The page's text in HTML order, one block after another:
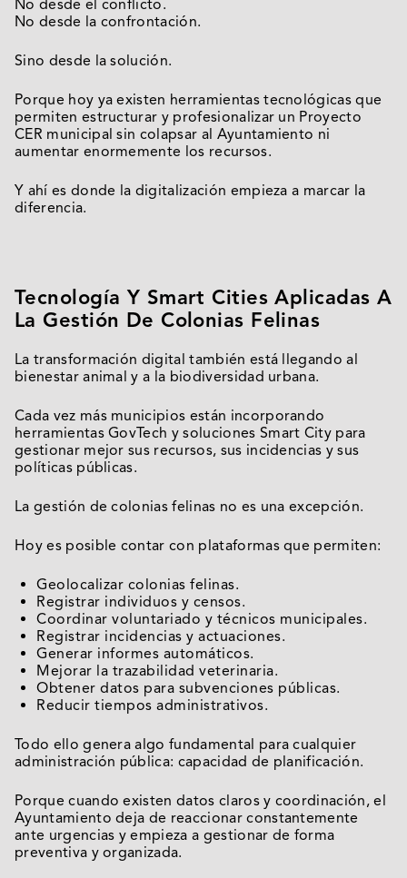
No desde el conflicto.
No desde la confrontación.
Sino desde la solución.
Porque hoy ya existen herramientas tecnológicas que
permiten estructurar y profesionalizar un Proyecto
CER municipal sin colapsar al Ayuntamiento ni
aumentar enormemente los recursos.
Y ahí es donde la digitalización empieza a marcar la
diferencia.
Tecnología Y Smart Cities Aplicadas A
La Gestión De Colonias Felinas
La transformación digital también está llegando al
bienestar animal y a la biodiversidad urbana.
Cada vez más municipios están incorporando
herramientas GovTech y soluciones Smart City para
gestionar mejor sus recursos, sus incidencias y sus
políticas públicas.
La gestión de colonias felinas no es una excepción.
Hoy es posible contar con plataformas que permiten:
Geolocalizar colonias felinas.
Registrar individuos y censos.
Coordinar voluntariado y técnicos municipales.
Registrar incidencias y actuaciones.
Generar informes automáticos.
Mejorar la trazabilidad veterinaria.
Obtener datos para subvenciones públicas.
Reducir tiempos administrativos.
Todo ello genera algo fundamental para cualquier
administración pública: capacidad de planificación.
Porque cuando existen datos claros y coordinación, el
Ayuntamiento deja de reaccionar constantemente
ante urgencias y empieza a gestionar de forma
preventiva y organizada.